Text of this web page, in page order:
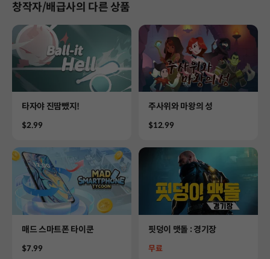
창작자/배급사의 다른 상품
Product
타자야 진땀뺐지!
Price
$2.99
Product
주사위와 마왕의 성
Price
$12.99
Product
매드 스마트폰 타이쿤
Price
$7.99
Product
핏덩이 맷돌 : 경기장
Price
무료